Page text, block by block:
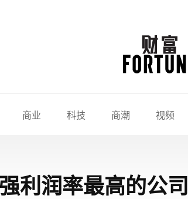
商业 科技 商潮 视频
利润率最高的公司